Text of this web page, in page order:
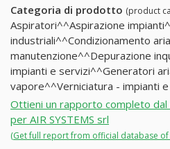
Categoria di prodotto (product
Aspiratori^^Aspirazione
industriali^^Condizionamento
manutenzione^^Depurazione
impianti e servizi^^Generatori
vapore^^Verniciatura - impianti e
Ottieni un rapporto completo
per AIR SYSTEMS srl
(Get full report from official database of